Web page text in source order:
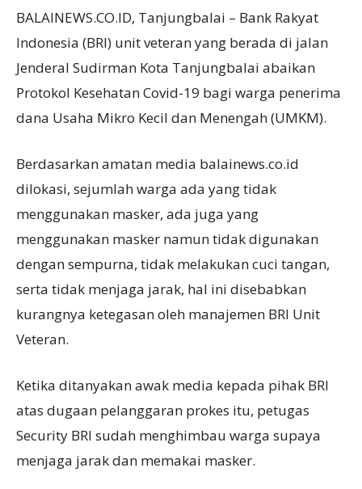
BALAINEWS.CO.ID, Tanjungbalai – Bank Rakyat
Indonesia (BRI) unit veteran yang berada di jalan
Jenderal Sudirman Kota Tanjungbalai abaikan
Protokol Kesehatan Covid-19 bagi warga penerima
dana Usaha Mikro Kecil dan Menengah (UMKM).
Berdasarkan amatan media balainews.co.id
dilokasi, sejumlah warga ada yang tidak
menggunakan masker, ada juga yang
menggunakan masker namun tidak digunakan
dengan sempurna, tidak melakukan cuci tangan,
serta tidak menjaga jarak, hal ini disebabkan
kurangnya ketegasan oleh manajemen BRI Unit
Veteran.
Ketika ditanyakan awak media kepada pihak BRI
atas dugaan pelanggaran prokes itu, petugas
Security BRI sudah menghimbau warga supaya
menjaga jarak dan memakai masker.